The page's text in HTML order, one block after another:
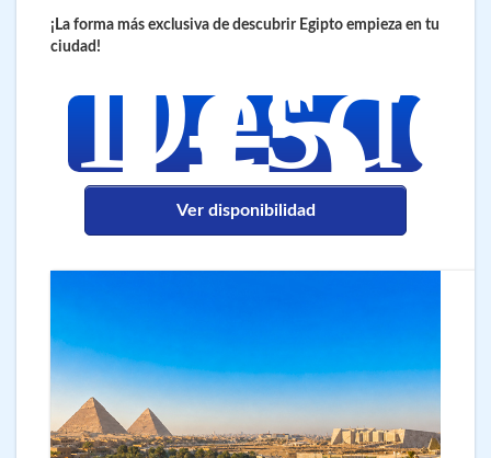
¡La forma más exclusiva de descubrir Egipto empieza en tu
ciudad!Desde
€
Ver disponibilidad